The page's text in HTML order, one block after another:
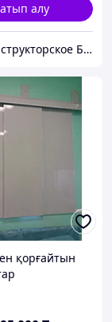
алу
ТОО "Конструкторское Бюро ШЛИМУТ"
қорғайтын